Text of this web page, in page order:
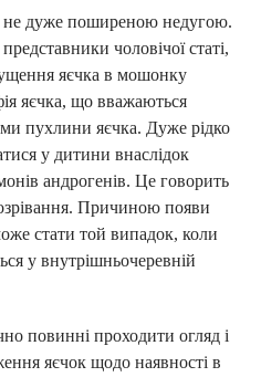
не дуже поширеною недугою.
чоловічої статі,
яєчка в мошонку
яєчка, що вважаються
пухлини яєчка. Дуже рідко
у дитини внаслідок
андрогенів. Це говорить
Причиною появи
стати той випадок, коли
у внутрішньочеревній
повинні проходити огляд і
яєчок щодо наявності в